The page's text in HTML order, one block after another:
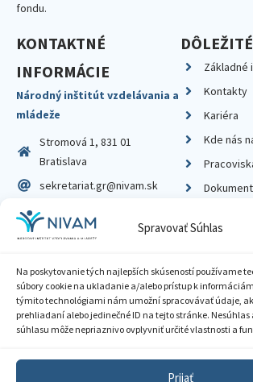
Spravovať Súhlas
Na poskytovanie tých najlepších skúseností používame
súbory cookie na ukladanie a/alebo prístup k
týmito technológiami nám umožní spracovávať údaje,
prehliadaní alebo jedinečné ID na tejto stránke. Nesúhlas
súhlasu môže nepriaznivo ovplyvniť určité vlastnosti a
Prijať
fondu.
KONTAKTNÉ
INFORMÁCIE
Národný inštitút vzdelávania a
mládeže
Stromová 1, 831 01
Bratislava
sekretariat.gr@nivam.sk
IČO: 00164348
DIČ: 2020798714
Základné
Kontakty
Kariéra
Kde nás
Zásady ochrany súkromia